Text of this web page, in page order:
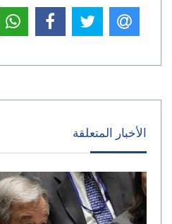
الأخبار المتعلقة